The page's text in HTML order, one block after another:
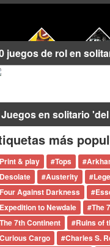
juegos de rol en
en solitario
más
& play #Tops #
#Austerity #
Against Darkness #
to Newdale #The
7th Continent #Ruins of
Cargo #Charles S.